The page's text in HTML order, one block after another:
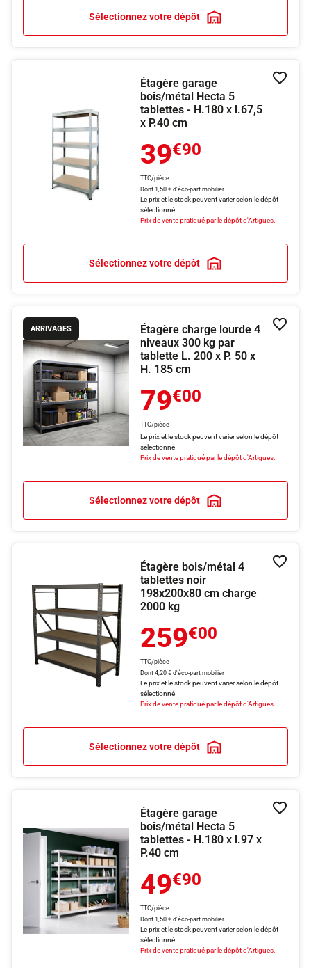
Sélectionnez votre dépôt
Étagère garage
bois/métal Hecta 5
tablettes - H.180 x l.67,5
x P.40 cm
39€90
TTC/pièce
Dont 1,50 € d'éco-part mobilier
Le prix et le stock peuvent varier selon le dépôt
sélectionné
Prix de vente pratiqué par le dépôt d'Artigues.
Sélectionnez votre dépôt
ARRIVAGES
Étagère charge lourde 4
niveaux 300 kg par
tablette L. 200 x P. 50 x
H. 185 cm
79€00
TTC/pièce
Le prix et le stock peuvent varier selon le dépôt
sélectionné
Prix de vente pratiqué par le dépôt d'Artigues.
Sélectionnez votre dépôt
Étagère bois/métal 4
tablettes noir
198x200x80 cm charge
2000 kg
259€00
TTC/pièce
Dont 4,20 € d'éco-part mobilier
Le prix et le stock peuvent varier selon le dépôt
sélectionné
Prix de vente pratiqué par le dépôt d'Artigues.
Sélectionnez votre dépôt
Étagère garage
bois/métal Hecta 5
tablettes - H.180 x l.97 x
P.40 cm
49€90
TTC/pièce
Dont 1,50 € d'éco-part mobilier
Le prix et le stock peuvent varier selon le dépôt
sélectionné
Prix de vente pratiqué par le dépôt d'Artigues.